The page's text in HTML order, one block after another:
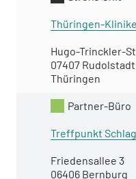
Thüringen-
Hugo-Trinckler-
07407 Rudolstadt
Thüringen
Partner-Büro
Treffpunkt
Friedensallee 3
06406 Bernburg